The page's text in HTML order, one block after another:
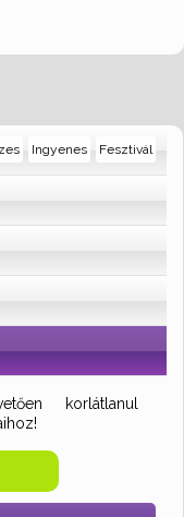
Fesztivál
Ingyenes
korlátlanul